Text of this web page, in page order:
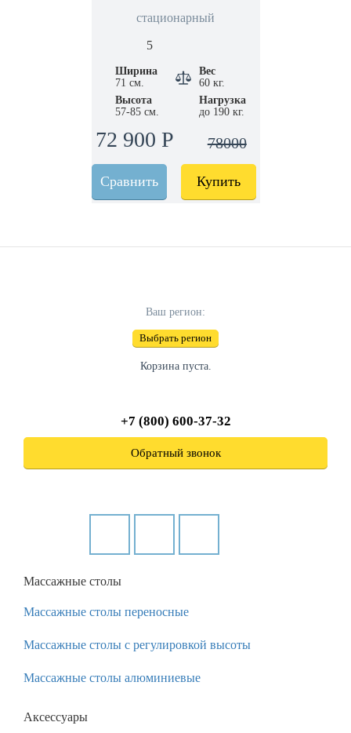
стационарный
5
Ширина
71 см.
Вес
60 кг.
Высота
57-85 см.
Нагрузка
до 190 кг.
72 900 Р 78000
Сравнить Купить
Ваш регион:
Выбрать регион
Корзина пуста.
+7 (800) 600-37-32
Обратный звонок
Массажные столы
Массажные столы переносные
Массажные столы с регулировкой высоты
Массажные столы алюминиевые
Аксессуары